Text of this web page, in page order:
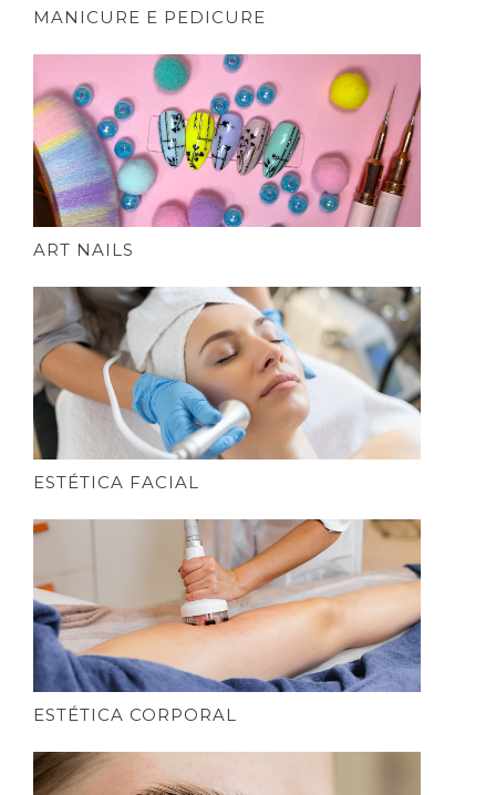
MANICURE E PEDICURE
ART NAILS
ESTÉTICA FACIAL
ESTÉTICA CORPORAL